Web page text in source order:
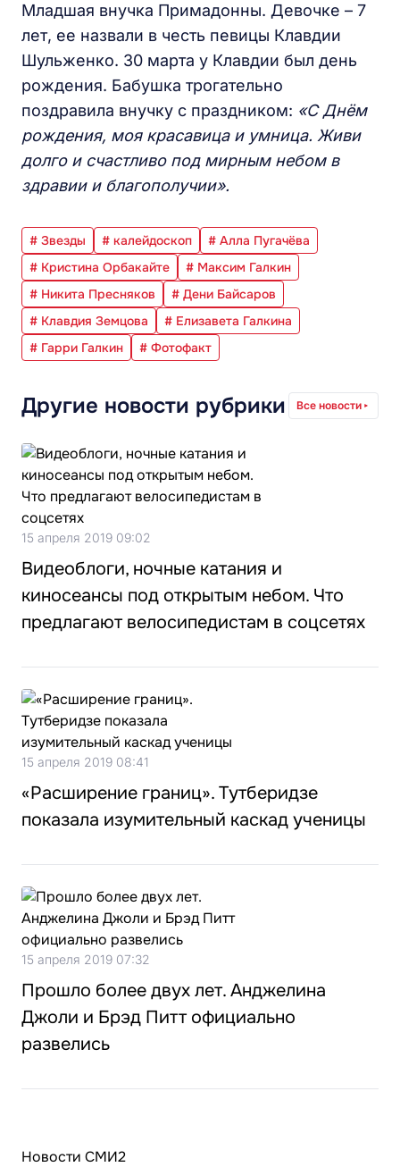
Младшая внучка Примадонны. Девочке – 7
лет, ее назвали в честь певицы Клавдии
Шульженко. 30 марта у Клавдии был день
рождения. Бабушка трогательно
поздравила внучку с праздником: «С Днём
рождения, моя красавица и умница. Живи
долго и счастливо под мирным небом в
здравии и благополучии».
# Звезды # калейдоскоп
# Алла Пугачёва
# Кристина Орбакайте
# Максим Галкин
# Никита Пресняков
# Дени Байсаров
# Клавдия Земцова
# Елизавета Галкина
# Гарри Галкин
# Фотофакт
Другие новости рубрики Все новости
15 апреля 2019 09:02
Видеоблоги, ночные катания и
киносеансы под открытым небом. Что
предлагают велосипедистам в соцсетях
15 апреля 2019 08:41
«Расширение границ». Тутберидзе
показала изумительный каскад ученицы
15 апреля 2019 07:32
Прошло более двух лет. Анджелина
Джоли и Брэд Питт официально
развелись
Новости СМИ2